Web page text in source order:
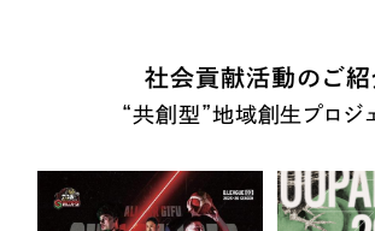
社会貢献活動のご紹
“共創型”地域創生プロジ